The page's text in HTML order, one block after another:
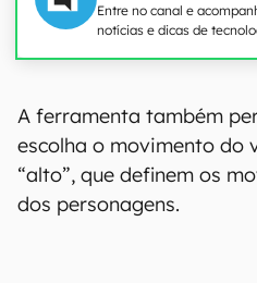
Entre no canal e
notícias e dicas de